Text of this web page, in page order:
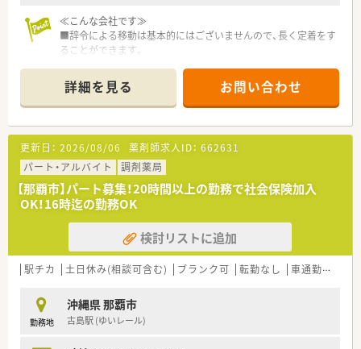
≪こんな会社です≫
■辞令による移動は基本的にはございませんので、長く定着をす
ることができます。
ランスも非常に取りやすいです。
■有給取得率は8割以上とお休みも取りやすいです。
■かかりつけ等のノルマはございませんので裁量をもって勤務
可能です。
≪こんな薬局です≫
■耳鼻科、小児科、整形、眼科と幅広く処方を受けている薬局で
す。
■那覇市エリアからも通勤可能で、薬局も県道に面しております
ので通勤もしやすい薬局です。
■今回は耳鼻科が新たにオープンするため募集をしておりま
■管理薬剤師は40代後半の女性で長くご就業しているベテラン
の方の為、しっかりフォローが頂ける環境です。
詳細を見る お問い合わせ
更新日： 2026/08/06 薬剤師求人ID： 662631
パート・アルバイト
調剤薬局
【那覇市】パート募集！20時間以上の勤務で社会保険加入
OK！16時迄の勤務OK
検討リストに追加
駅チカ 土日休み(相談可含む) ブランク可 転勤なし 車通勤可
勤務地
沖縄県 那覇市
古島駅 (ゆいレール)